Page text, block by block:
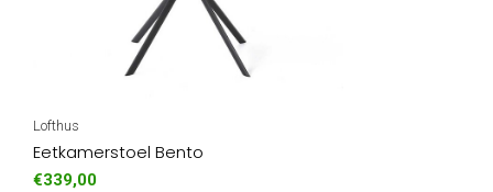
Lofthus
Eetkamerstoel Bento
€339,00